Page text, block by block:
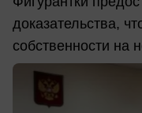
доказательства,
собственности на